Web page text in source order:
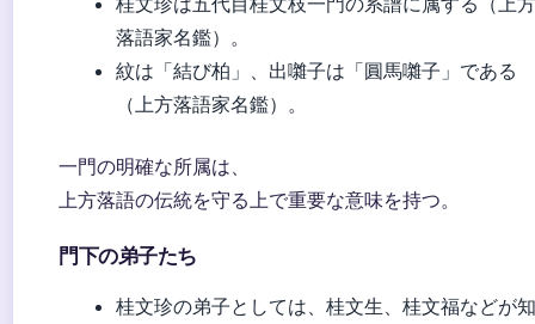
落語家名鑑）。
紋は「結び柏」、出囃子は「圓馬囃子」である
（上方落語家名鑑）。
一門の明確な所属は、
上方落語の伝統を守る上で重要な意味を持つ。
門下の弟子たち
桂文珍の弟子としては、桂文生、桂文福などが知